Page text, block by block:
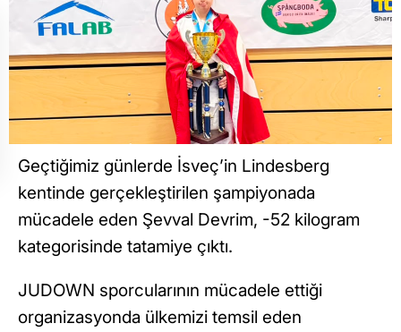
Geçtiğimiz günlerde İsveç’in Lindesberg
kentinde gerçekleştirilen şampiyonada
mücadele eden Şevval Devrim, -52 kilogram
kategorisinde tatamiye çıktı.
JUDOWN sporcularının mücadele ettiği
organizasyonda ülkemizi temsil eden